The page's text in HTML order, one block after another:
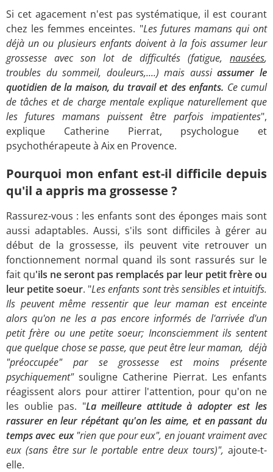
Si cet agacement n'est pas systématique, il est courant
chez les femmes enceintes. "Les futures mamans qui ont
déjà un ou plusieurs enfants doivent à la fois assumer leur
grossesse avec son lot de difficultés (fatigue, nausées,
troubles du sommeil, douleurs,....) mais aussiassumer le
quotidien de la maison, du travail et des enfants. Ce cumul
de tâches et de charge mentale explique naturellement que
les futures mamans puissent être parfois impatientes",
explique Catherine Pierrat, psychologue et
psychothérapeute à Aix en Provence.
Pourquoi mon enfant est-il difficile depuis
qu'il a appris ma grossesse ?
Rassurez-vous : les enfants sont des éponges mais sont
aussi adaptables. Aussi, s'ils sont difficiles à gérer au
début de la grossesse, ils peuvent vite retrouver un
fonctionnement normal quand ils sont rassurés sur le
fait qu'ils ne seront pas remplacés par leur petit frère ou
leur petite soeur. "Les enfants sont très sensibles et intuitifs.
Ils peuvent même ressentir que leur maman est enceinte
alors qu'on ne les a pas encore informés de l'arrivée d'un
petit frère ou une petite soeur; Inconsciemment ils sentent
que quelque chose se passe, que peut être leur maman, déjà
"préoccupée" par se grossesse est moins présente
psychiquement"souligne Catherine Pierrat. Les enfants
réagissent alors pour attirer l'attention, pour qu'on ne
les oublie pas. "La meilleure attitude à adopter est les
rassurer en leur répétant qu'on les aime, et en passant du
temps avec eux"rien que pour eux", en jouant vraiment avec
eux (sans être sur le portable entre deux tours)", ajoute-t-
elle.